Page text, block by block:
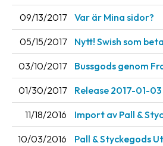
Privacy
Prohibited
and
content
09/13/2017 Var är Mina sidor?
05/15/2017 Nytt! Swish som
03/10/2017 Bussgods genom
01/30/2017 Release 2017-01-03
11/18/2016 Import av Pall &
10/03/2016 Pall & Styckegods